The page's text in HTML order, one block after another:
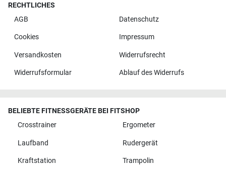
RECHTLICHES
AGB
Datenschutz
Cookies Impressum
Versandkosten Widerrufsrecht
Widerrufsformular Ablauf des Widerrufs
BELIEBTE FITNESSGERÄTE BEI FITSHOP
Crosstrainer
Ergometer
Laufband Rudergerät
Kraftstation Trampolin